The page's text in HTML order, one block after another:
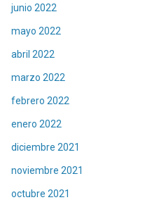
junio 2022
mayo 2022
abril 2022
marzo 2022
febrero 2022
enero 2022
diciembre 2021
noviembre 2021
octubre 2021